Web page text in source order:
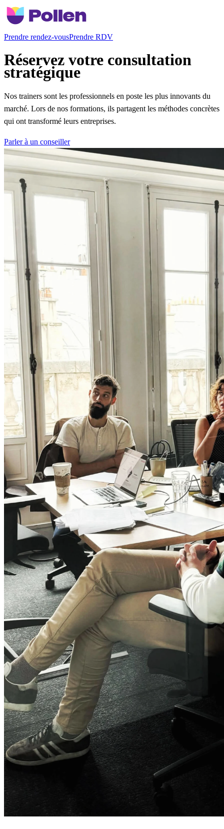
Prendre rendez-vousPrendre RDV
Réservez votre consultation
stratégique
Nos trainers sont les professionnels en poste les plus innovants du
marché. Lors de nos formations, ils partagent les méthodes concrètes
qui ont transformé leurs entreprises.
Parler à un conseiller